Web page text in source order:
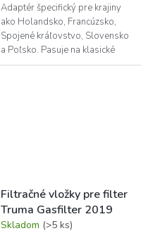
Adaptér špecifický pre krajiny
ako Holandsko, Francúzsko,
Spojené kráľovstvo, Slovensko
a Poľsko. Pasuje na klasické
plynové grily.
Filtračné vložky pre filter
Truma Gasfilter 2019
Skladom (>5 ks)